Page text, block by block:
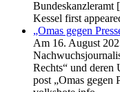
Bundeskanzleramt
Kessel first
„Omas gegen
Am 16. August
Rechts“ und deren
post „Omas gegen